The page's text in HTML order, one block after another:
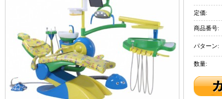
定価:
商品番号:
パターン:
数量: